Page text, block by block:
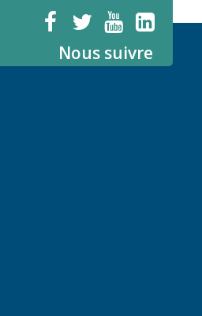
Nous suivre